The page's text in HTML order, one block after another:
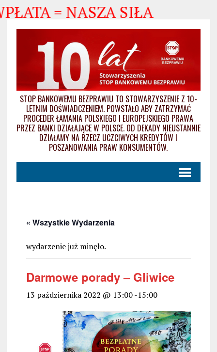
= NASZA SIŁA
STOP BANKOWEMU BEZPRAWIU TO STOWARZYSZENIE Z 10-
LETNIM DOŚWIADCZENIEM. POWSTAŁO ABY ZATRZYMAĆ
PROCEDER ŁAMANIA POLSKIEGO I EUROPEJSKIEGO PRAWA
PRZEZ BANKI DZIAŁAJĄCE W POLSCE. OD DEKADY NIEUSTANNIE
DZIAŁAMY NA RZECZ UCZCIWYCH KREDYTÓW I
POSZANOWANIA PRAW KONSUMENTÓW.
« Wszystkie Wydarzenia
wydarzenie już minęło.
Darmowe porady – Gliwice
13 października 2022 @ 13:00-15:00